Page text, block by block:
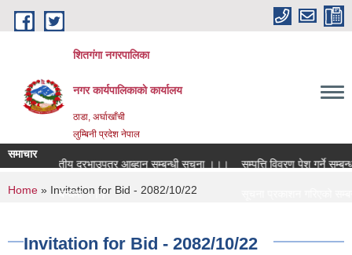
Skip to main content
शितगंगा नगरपालिका
नगर कार्यपालिकाकाे कार्यालय
ठाडा, अर्घाखाँची
लुम्बिनी प्रदेश नेपाल
समाचार
विद्युतीय दरभाउपत्र आब्हान सम्बन्धी सूचना ।।।
सम्पत्ति विवरण पेश गर्ने
सरुवा सम्बन्धमा ।।।
You are here
Home » Invitation for Bid - 2082/10/22
Invitation for Bid - 2082/10/22